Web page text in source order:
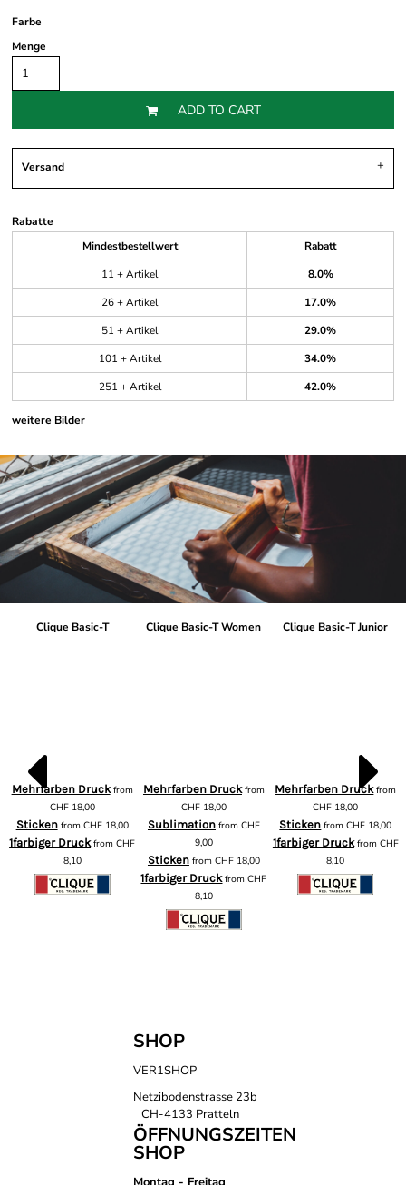
Farbe
Menge
ADD TO CART
Versand
Rabatte
Mindestbestellwert
Rabatt
11 + Artikel
8.0%
26 + Artikel
17.0%
51 + Artikel
29.0%
101 + Artikel
34.0%
251 + Artikel
42.0%
weitere Bilder
Clique Basic-T
Mehrfarben Druckfrom
CHF18,00
Stickenfrom CHF18,00
1farbiger DruckfromCHF
8,10
Clique Basic-T Women
Mehrfarben Druckfrom
CHF18,00
Sublimationfrom CHF
9,00
Stickenfrom CHF18,00
1farbiger DruckfromCHF
8,10
Clique Basic-T Junior
Mehrfarben Druckfrom
CHF 18,00
Sticken fromCHF 18,00
1farbiger Druckfrom CHF
8,10
SHOP
VER1SHOP
Netzibodenstrasse 23b
CH-4133 Pratteln
ÖFFNUNGSZEITEN
SHOP